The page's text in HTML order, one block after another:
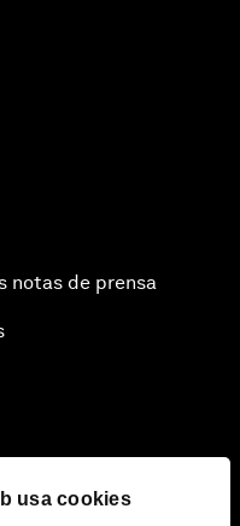
usa cookies
notas de prensa